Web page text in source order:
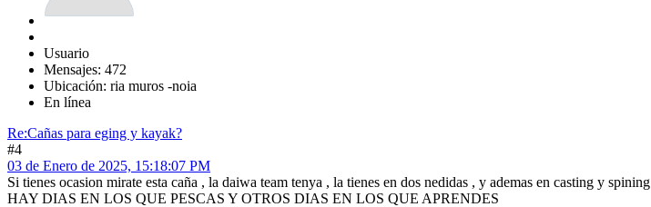
Usuario
Mensajes: 472
Ubicación: ria muros -noia
En línea
Re:Cañas para eging y kayak?
#4
03 de Enero de 2025, 15:18:07 PM
Si tienes ocasion mirate esta caña , la daiwa team tenya , la tienes en dos nedidas , y ademas en casting y
HAY DIAS EN LOS QUE PESCAS Y OTROS DIAS EN LOS QUE APRENDES